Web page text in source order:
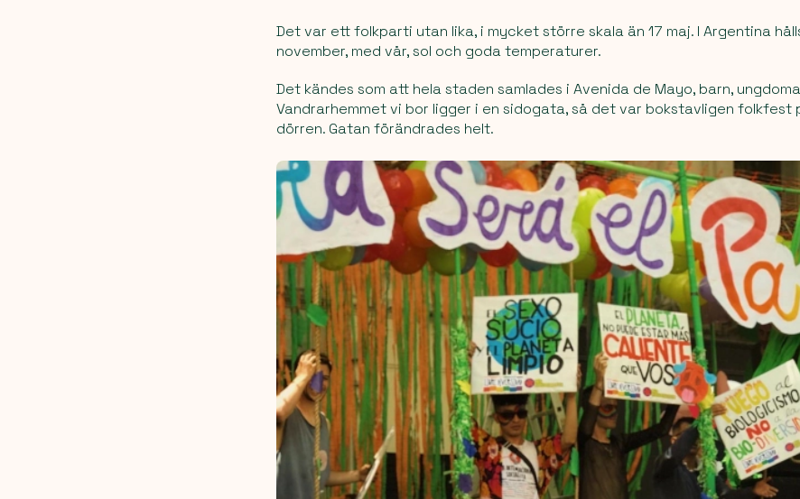
Det var ett folkparti utan lika, i mycket större skala än 17 maj. I Argentina
november, med vår, sol och goda temperaturer.
Det kändes som att hela staden samlades i Avenida de Mayo, barn,
Vandrarhemmet vi bor ligger i en sidogata, så det var bokstavligen folkfest
dörren. Gatan förändrades helt.